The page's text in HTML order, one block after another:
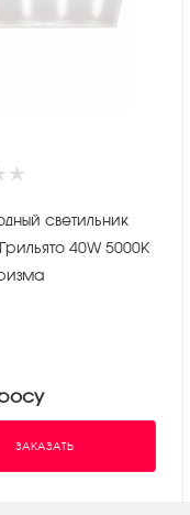
светильник
40W 5000К
ЗАКАЗАТЬ